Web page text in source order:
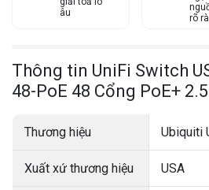
âu
rõ
Thông tin UniFi Switch
48-PoE 48 Cổng PoE+
Thương hiệu Ubiquiti
Xuất xứ thương hiệu USA